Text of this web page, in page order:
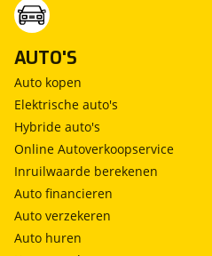
AUTO'S
Auto kopen
Elektrische auto's
Hybride auto's
Online Autoverkoopservice
Inruilwaarde berekenen
Auto financieren
Auto verzekeren
Auto huren